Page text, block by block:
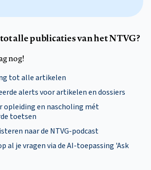
alle publicaties van het NTVG?
nog!
tot alle artikelen
alerts voor artikelen en dossiers
opleiding en nascholing mét
toetsen
naar de NTVG-podcast
al je vragen via de AI-toepassing 'Ask